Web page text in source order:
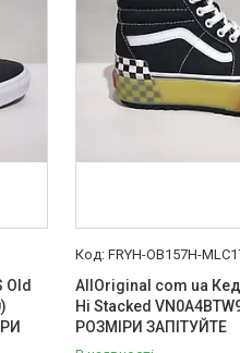
Old
FRYH-OB157H-
AllOriginal com ua
Hi Stacked
РОЗМІРИ ЗАПІТУЙТЕ